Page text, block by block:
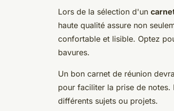
Lors de la sélection d'un
haute qualité assure non
confortable et lisible. Optez
bavures.
Un bon carnet de réunion
pour faciliter la prise de notes.
différents sujets ou projets.